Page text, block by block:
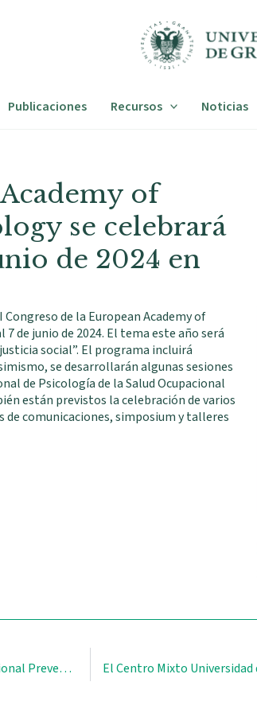
Publicaciones Recursos Noticias
of
se celebrará
de 2024 en
de la European Academy of
de junio de 2024. El tema este año será
social”. El programa incluirá
se desarrollarán algunas sesiones
de Psicología de la Salud Ocupacional
están previstos la celebración de varios
comunicaciones, simposium y talleres
Francisco Díaz Bretones, ponente en el Congreso Internacional Prevencionar